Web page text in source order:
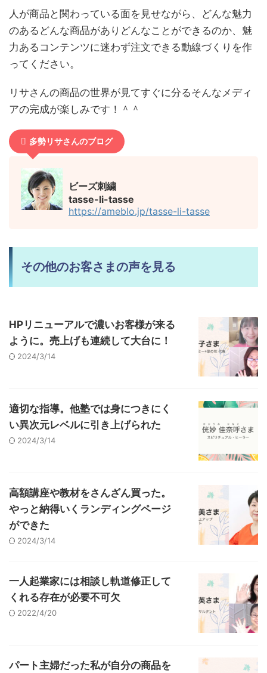
人が商品と関わっている面を見せながら、どんな魅力
のあるどんな商品がありどんなことができるのか、魅
力あるコンテンツに迷わず注文できる動線づくりを作
ってください。
リサさんの商品の世界が見てすぐに分るそんなメディ
アの完成が楽しみです！＾＾
多勢リサさんのブログ
ビーズ刺繍
tasse-li-tasse
https://ameblo.jp/tasse-li-tasse
その他のお客さまの声を見る
HPリニューアルで濃いお客様が来る
ように。売上げも連続して大台に！
2024/3/14
適切な指導。他塾では身につきにく
い異次元レベルに引き上げられた
2024/3/14
高額講座や教材をさんざん買った。
やっと納得いくランディングページ
ができた
2024/3/14
一人起業家には相談し軌道修正して
くれる存在が必要不可欠
2022/4/20
パート主婦だった私が自分の商品を